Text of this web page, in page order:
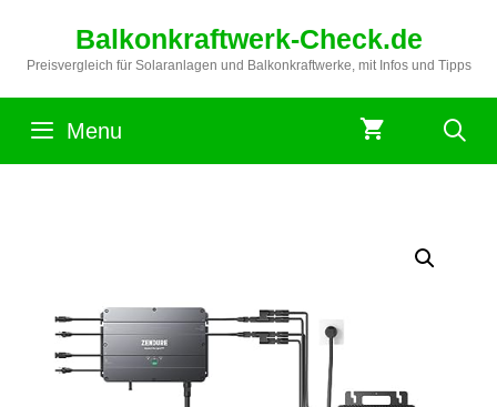
springen
Balkonkraftwerk-Check.de
Preisvergleich für Solaranlagen und Balkonkraftwerke, mit Infos und Tipps
Menu